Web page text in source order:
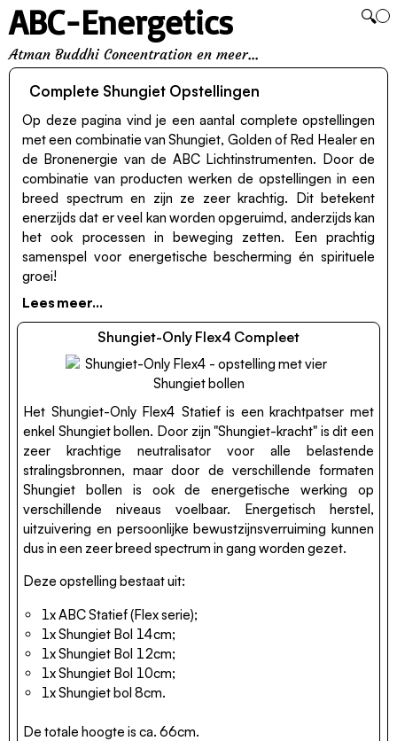
🔍
ABC-Energetics
Atman Buddhi Concentration en meer...
Complete Shungiet Opstellingen
Op deze pagina vind je een aantal complete opstellingen
met een combinatie van Shungiet, Golden of Red Healer en
de Bronenergie van de ABC Lichtinstrumenten. Door de
combinatie van producten werken de opstellingen in een
breed spectrum en zijn ze zeer krachtig. Dit betekent
enerzijds dat er veel kan worden opgeruimd, anderzijds kan
het ook processen in beweging zetten. Een prachtig
samenspel voor energetische bescherming én spirituele
groei!
Shungiet-Only Flex4 Compleet
Het Shungiet-Only Flex4 Statief is een krachtpatser met
enkel Shungiet bollen. Door zijn "Shungiet-kracht" is dit een
zeer krachtige neutralisator voor alle belastende
stralingsbronnen, maar door de verschillende formaten
Shungiet bollen is ook de energetische werking op
verschillende niveaus voelbaar. Energetisch herstel,
uitzuivering en persoonlijke bewustzijnsverruiming kunnen
dus in een zeer breed spectrum in gang worden gezet.
Deze opstelling bestaat uit:
1x ABC Statief (Flex serie);
1x Shungiet Bol 14cm;
1x Shungiet Bol 12cm;
1x Shungiet Bol 10cm;
1x Shungiet bol 8cm.
De totale hoogte is ca. 66cm.